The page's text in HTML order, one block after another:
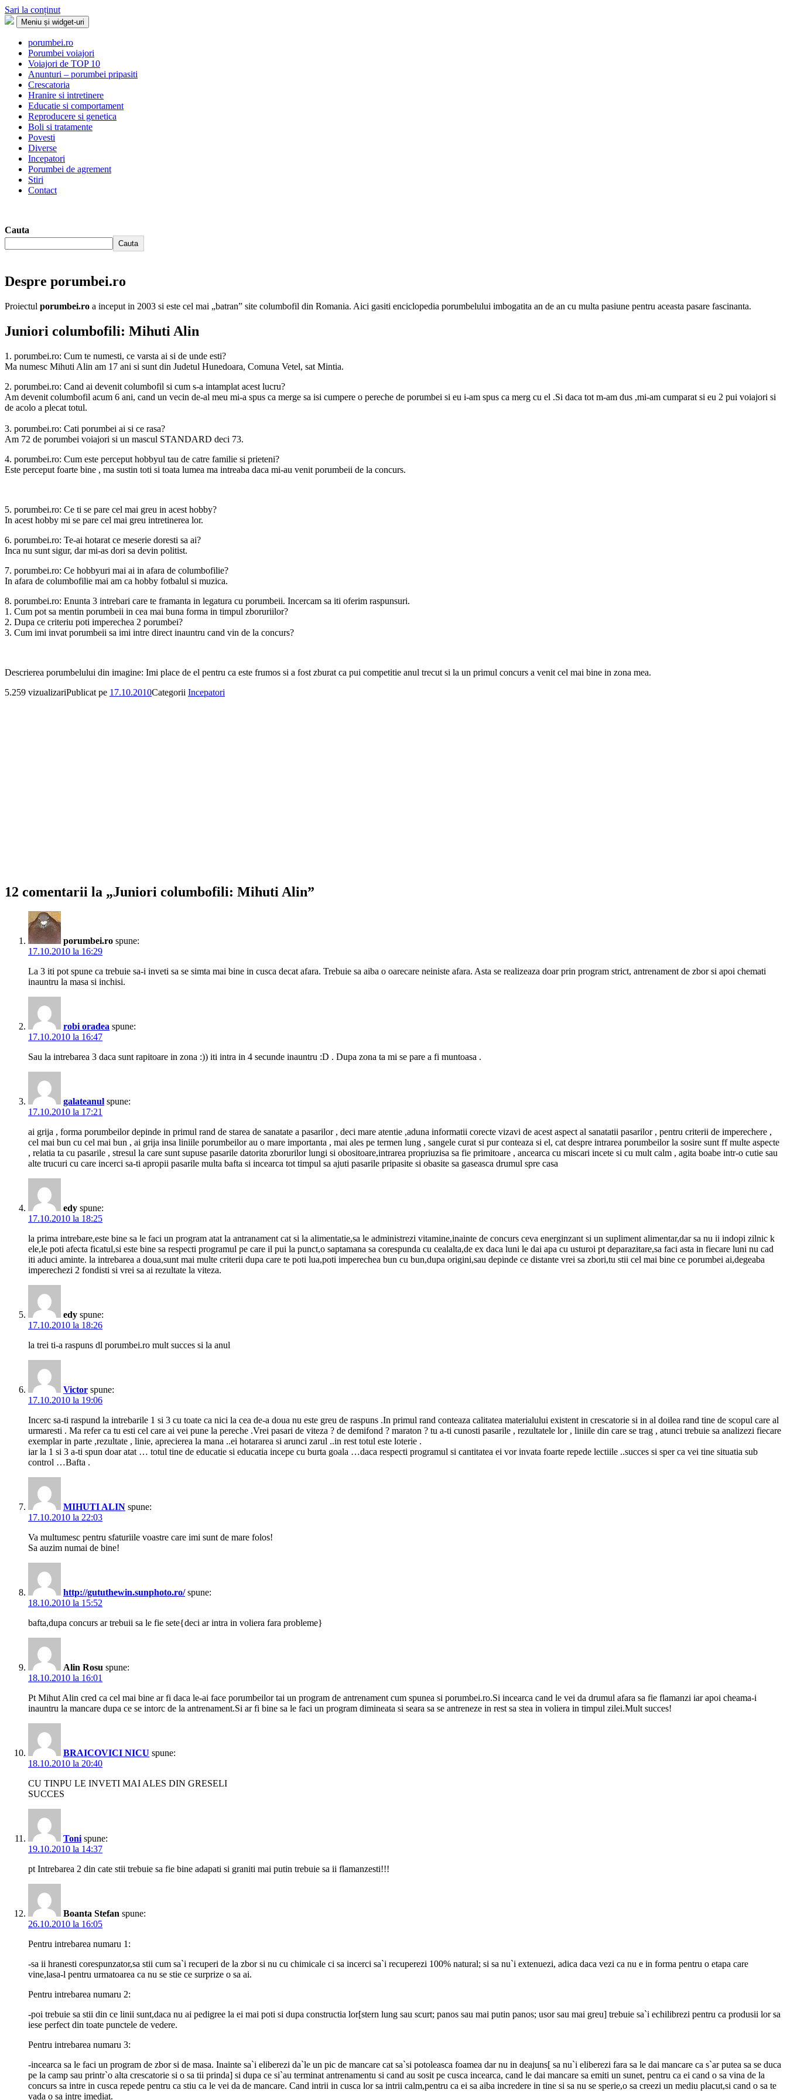
Sari la conținut
Porumbei.ro
Enciclopedia porumbelului
Meniu și widget-uri
porumbei.ro
Porumbei voiajori
Voiajori de TOP 10
Anunturi – porumbei pripasiti
Crescatoria
Hranire si intretinere
Educatie si comportament
Reproducere si genetica
Boli si tratamente
Povesti
Diverse
Incepatori
Porumbei de agrement
Stiri
Contact
Cauta
Cauta
Despre porumbei.ro
Proiectul porumbei.ro a inceput in 2003 si este cel mai „batran” site columbofil din Romania. Aici gasiti enciclopedia porumbelului imbogatita an de an cu multa pasiune pentru aceasta pasare fascinanta.
Juniori columbofili: Mihuti Alin
1. porumbei.ro: Cum te numesti, ce varsta ai si de unde esti?
Ma numesc Mihuti Alin am 17 ani si sunt din Judetul Hunedoara, Comuna Vetel, sat Mintia.
2. porumbei.ro: Cand ai devenit columbofil si cum s-a intamplat acest lucru?
Am devenit columbofil acum 6 ani, cand un vecin de-al meu mi-a spus ca merge sa isi cumpere o pereche de porumbei si eu i-am spus ca merg cu el .Si daca tot m-am dus ,mi-am cumparat si eu 2 pui voiajori si
de acolo a plecat totul.
3. porumbei.ro: Cati porumbei ai si ce rasa?
Am 72 de porumbei voiajori si un mascul STANDARD deci 73.
4. porumbei.ro: Cum este perceput hobbyul tau de catre familie si prieteni?
Este perceput foarte bine , ma sustin toti si toata lumea ma intreaba daca mi-au venit porumbeii de la concurs.
5. porumbei.ro: Ce ti se pare cel mai greu in acest hobby?
In acest hobby mi se pare cel mai greu intretinerea lor.
6. porumbei.ro: Te-ai hotarat ce meserie doresti sa ai?
Inca nu sunt sigur, dar mi-as dori sa devin politist.
7. porumbei.ro: Ce hobbyuri mai ai in afara de columbofilie?
In afara de columbofilie mai am ca hobby fotbalul si muzica.
8. porumbei.ro: Enunta 3 intrebari care te framanta in legatura cu porumbeii. Incercam sa iti oferim raspunsuri.
1. Cum pot sa mentin porumbeii in cea mai buna forma in timpul zboruriilor?
2. Dupa ce criteriu poti imperechea 2 porumbei?
3. Cum imi invat porumbeii sa imi intre direct inauntru cand vin de la concurs?
Descrierea porumbelului din imagine: Imi place de el pentru ca este frumos si a fost zburat ca pui competitie anul trecut si la un primul concurs a venit cel mai bine in zona mea.
5.259 vizualizariPublicat pe 17.10.2010Categorii Incepatori
12 comentarii la „Juniori columbofili: Mihuti Alin”
porumbei.ro spune:
17.10.2010 la 16:29
La 3 iti pot spune ca trebuie sa-i inveti sa se simta mai bine in cusca decat afara. Trebuie sa aiba o oarecare neiniste afara. Asta se realizeaza doar prin program strict, antrenament de zbor si apoi chemati
inauntru la masa si inchisi.
robi oradea spune:
17.10.2010 la 16:47
Sau la intrebarea 3 daca sunt rapitoare in zona :)) iti intra in 4 secunde inauntru :D . Dupa zona ta mi se pare a fi muntoasa .
galateanul spune:
17.10.2010 la 17:21
ai grija , forma porumbeilor depinde in primul rand de starea de sanatate a pasarilor , deci mare atentie ,aduna informatii corecte vizavi de acest aspect al sanatatii pasarilor , pentru criterii de imperechere ,
cel mai bun cu cel mai bun , ai grija insa liniile porumbeilor au o mare importanta , mai ales pe termen lung , sangele curat si pur conteaza si el, cat despre intrarea porumbeilor la sosire sunt ff multe aspecte
, relatia ta cu pasarile , stresul la care sunt supuse pasarile datorita zborurilor lungi si obositoare,intrarea propriuzisa sa fie primitoare , ancearca cu miscari incete si cu mult calm , agita boabe intr-o cutie sau
alte trucuri cu care incerci sa-ti apropii pasarile multa bafta si incearca tot timpul sa ajuti pasarile pripasite si obasite sa gaseasca drumul spre casa
edy spune:
17.10.2010 la 18:25
la prima intrebare,este bine sa le faci un program atat la antranament cat si la alimentatie,sa le administrezi vitamine,inainte de concurs ceva energinzant si un supliment alimentar,dar sa nu ii indopi zilnic k
ele,le poti afecta ficatul,si este bine sa respecti programul pe care il pui la punct,o saptamana sa corespunda cu cealalta,de ex daca luni le dai apa cu usturoi pt deparazitare,sa faci asta in fiecare luni nu cad
iti aduci aminte. la intrebarea a doua,sunt mai multe criterii dupa care te poti lua,poti imperechea bun cu bun,dupa origini,sau depinde ce distante vrei sa zbori,tu stii cel mai bine ce porumbei ai,degeaba
imperechezi 2 fondisti si vrei sa ai rezultate la viteza.
edy spune:
17.10.2010 la 18:26
la trei ti-a raspuns dl porumbei.ro mult succes si la anul
Victor spune:
17.10.2010 la 19:06
Incerc sa-ti raspund la intrebarile 1 si 3 cu toate ca nici la cea de-a doua nu este greu de raspuns .In primul rand conteaza calitatea materialului existent in crescatorie si in al doilea rand tine de scopul care al
urmaresti . Ma refer ca tu esti cel care ai vei pune la pereche .Vrei pasari de viteza ? de demifond ? maraton ? tu a-ti cunosti pasarile , rezultatele lor , liniile din care se trag , atunci trebuie sa analizezi fiecare
exemplar in parte ,rezultate , linie, aprecierea la mana ..ei hotararea si arunci zarul ..in rest totul este loterie .
iar la 1 si 3 a-ti spun doar atat … totul tine de educatie si educatia incepe cu burta goala …daca respecti programul si cantitatea ei vor invata foarte repede lectiile ..succes si sper ca vei tine situatia sub
control …Bafta .
MIHUTI ALIN spune:
17.10.2010 la 22:03
Va multumesc pentru sfaturiile voastre care imi sunt de mare folos!
Sa auzim numai de bine!
http://gututhewin.sunphoto.ro/ spune:
18.10.2010 la 15:52
bafta,dupa concurs ar trebuii sa le fie sete{deci ar intra in voliera fara probleme}
Alin Rosu spune:
18.10.2010 la 16:01
Pt Mihut Alin cred ca cel mai bine ar fi daca le-ai face porumbeilor tai un program de antrenament cum spunea si porumbei.ro.Si incearca cand le vei da drumul afara sa fie flamanzi iar apoi cheama-i
inauntru la mancare dupa ce se intorc de la antrenament.Si ar fi bine sa le faci un program dimineata si seara sa se antreneze in rest sa stea in voliera in timpul zilei.Mult succes!
BRAICOVICI NICU spune:
18.10.2010 la 20:40
CU TINPU LE INVETI MAI ALES DIN GRESELI
SUCCES
Toni spune:
19.10.2010 la 14:37
pt Intrebarea 2 din cate stii trebuie sa fie bine adapati si graniti mai putin trebuie sa ii flamanzesti!!!
Boanta Stefan spune:
26.10.2010 la 16:05
Pentru intrebarea numaru 1:
-sa ii hranesti corespunzator,sa stii cum sa`i recuperi de la zbor si nu cu chimicale ci sa incerci sa`i recuperezi 100% natural; si sa nu`i extenuezi, adica daca vezi ca nu e in forma pentru o etapa care
vine,lasa-l pentru urmatoarea ca nu se stie ce surprize o sa ai.
Pentru intrebarea numaru 2:
-poi trebuie sa stii din ce linii sunt,daca nu ai pedigree la ei mai poti si dupa constructia lor[stern lung sau scurt; panos sau mai putin panos; usor sau mai greu] trebuie sa`i echilibrezi pentru ca produsii lor sa
iese perfect din toate punctele de vedere.
Pentru intrebarea numaru 3:
-incearca sa le faci un program de zbor si de masa. Inainte sa`i eliberezi da`le un pic de mancare cat sa`si potoleasca foamea dar nu in deajuns[ sa nu`i eliberezi fara sa le dai mancare ca s`ar putea sa se duca
pe la camp sau printr`o alta crescatorie si o sa tii prinda] si dupa ce si`au terminat antrenamentu si cand au sosit pe cusca incearca, cand le dai mancare sa emiti un sunet, pentru ca ei cand o sa vina de la
concurs sa intre in cusca repede pentru ca stiu ca le vei da de mancare. Cand intrii in cusca lor sa intrii calm,pentru ca ei sa aiba incredere in tine si sa nu se sperie,o sa creezi un mediu placut,si cand o sa te
vada o sa intre imediat.